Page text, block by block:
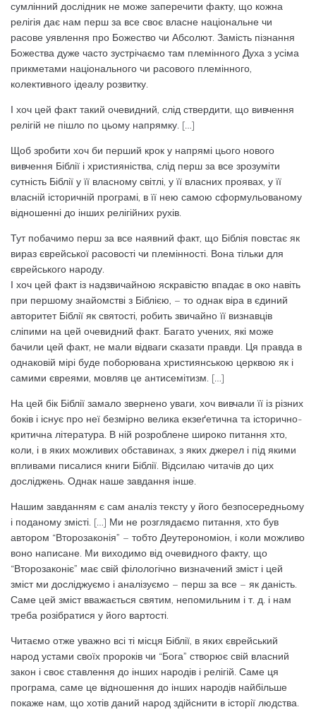
сумлінний дослідник не може заперечити факту, що кожна
релігія дає нам перш за все своє власне національне чи
расове уявлення про Божество чи Абсолют. Замість пізнання
Божества дуже часто зустрічаємо там племінного Духа з усіма
прикметами національного чи расового племінного,
колективного ідеалу розвитку.
І хоч цей факт такий очевидний, слід ствердити, що вивчення
релігій не пішло по цьому напрямку. […]
Щоб зробити хоч би перший крок у напрямі цього нового
вивчення Біблії і християніства, слід перш за все зрозуміти
сутність Біблії у її власному світлі, у її власних проявах, у її
власній історичній програмі, в її нею самою сформульованому
відношенні до інших релігійних рухів.
Тут побачимо перш за все наявний факт, що Біблія повстає як
вираз єврейської расовості чи племінності. Вона тільки для
єврейського народу.
І хоч цей факт із надзвичайною яскравістю впадає в око навіть
при першому знайомстві з Біблією, – то однак віра в єдиний
авторитет Біблії як святості, робить звичайно її визнавців
сліпими на цей очевидний факт. Багато учених, які може
бачили цей факт, не мали відваги сказати правди. Ця правда в
однаковій мірі буде поборювана християнською церквою як і
самими євреями, мовляв це антисемітизм. […]
На цей бік Біблії замало звернено уваги, хоч вивчали її із різних
боків і існує про неї безмірно велика екзеґетична та історично-
критична література. В ній розроблене широко питання хто,
коли, і в яких можливих обставинах, з яких джерел і під якими
впливами писалися книги Біблії. Відсилаю читачів до цих
досліджень. Однак наше завдання інше.
Нашим завданням є сам аналіз тексту у його безпосередньому
і поданому змісті. […] Ми не розглядаємо питання, хто був
автором “Второзаконія” – тобто Деутерономіон, і коли можливо
воно написане. Ми виходимо від очевидного факту, що
“Второзаконіє” має свій філологічно визначений зміст і цей
зміст ми досліджуємо і аналізуємо – перш за все – як даність.
Саме цей зміст вважається святим, непомильним і т. д. і нам
треба розібратися у його вартості.
Читаємо отже уважно всі ті місця Біблії, в яких єврейський
народ устами своїх пророків чи “Бога” створює свій власний
закон і своє ставлення до інших народів і релігій. Саме ця
програма, саме це відношення до інших народів найбільше
покаже нам, що хотів даний народ здійснити в історії людства.